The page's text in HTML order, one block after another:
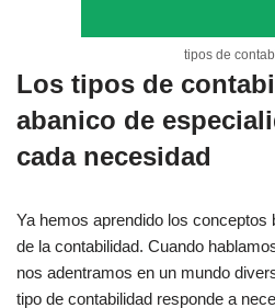
tipos de
Los tipos de
abanico de
cada necesidad
Ya hemos aprendido los conceptos
de la contabilidad. Cuando
nos adentramos en un mundo
tipo de contabilidad responde a